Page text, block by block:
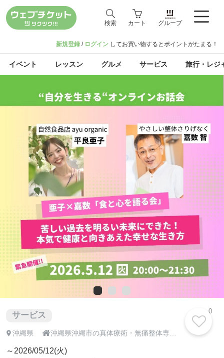
検索 カート グループ
新規登録 / ログイン してお買い物するとポイントがたまる！
イベント レッスン グルメ サービス 旅行・レジ
サービス
沖縄県  沖縄県沖縄市の真体療術・無痛整体専門「やさしい整体さりげなく」
～2026/05/12(火)
0